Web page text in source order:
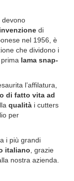
devono
di
nel 1956, è
che dividono i
lama snap-
l’affilatura,
di fatto vita ad
qualità i cutters
per
i più grandi
italiano , grazie
nostra azienda.